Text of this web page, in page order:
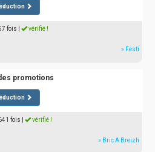
fois vérifié !
» Festi
promotions
fois vérifié !
» Bric A Breizh